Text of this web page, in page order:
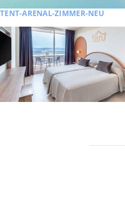
TENT-ARENAL-ZIMMER-NEU